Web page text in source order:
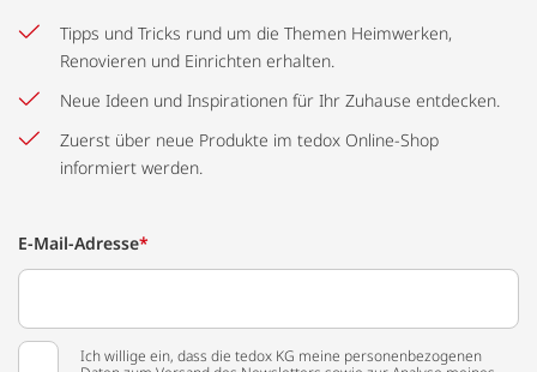
Tipps und Tricks rund um die Themen Heimwerken,
Renovieren und Einrichten erhalten.
Neue Ideen und Inspirationen für Ihr Zuhause entdecken.
Zuerst über neue Produkte im tedox Online-Shop
informiert werden.
E-Mail-Adresse*
Ich willige ein, dass die tedox KG meine personenbezogenen